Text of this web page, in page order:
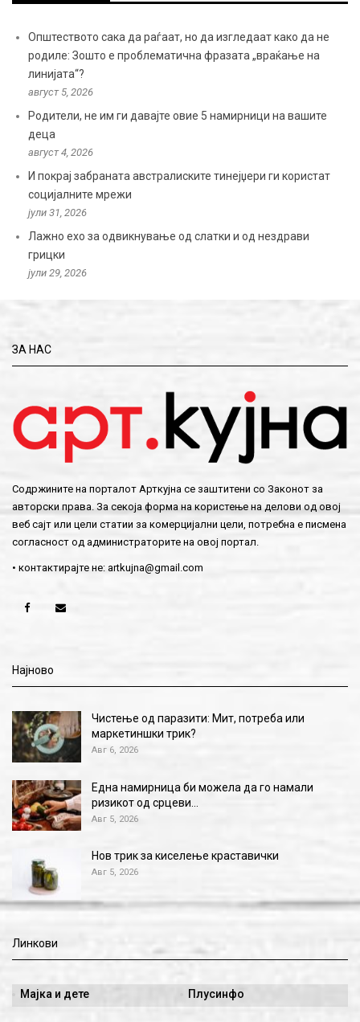
Општеството сака да раѓаат, но да изгледаат како да не
родиле: Зошто е проблематична фразата „враќање на
линијата“?
август 5, 2026
Родители, не им ги давајте овие 5 намирници на вашите
деца
август 4, 2026
И покрај забраната австралиските тинејџери ги користат
социјалните мрежи
јули 31, 2026
Лажно ехо за одвикнување од слатки и од нездрави
грицки
јули 29, 2026
ЗА НАС
Содржините на порталот Арткујна се заштитени со Законот за
авторски права. За секоја форма на користење на делови од овој
веб сајт или цели статии за комерцијални цели, потребна е писмена
согласност од администраторите на овој портал.
• контактирајте не: artkujna@gmail.com
Најново
Чистење од паразити: Мит, потреба или
маркетиншки трик?
Авг 6, 2026
Една намирница би можела да го намали
ризикот од срцеви…
Авг 5, 2026
Нов трик за киселење краставички
Авг 5, 2026
Линкови
Мајка и дете Плусинфо